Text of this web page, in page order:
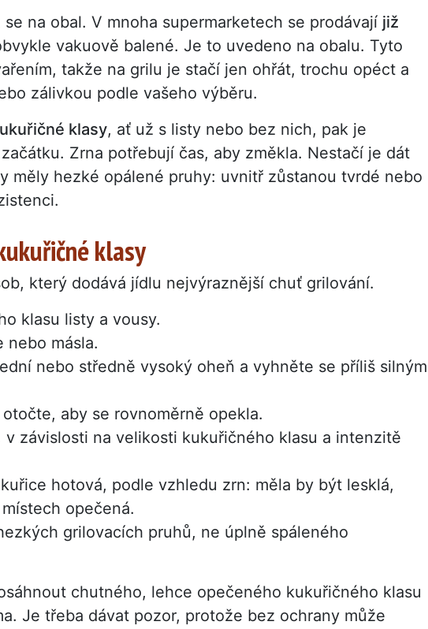
na obal. V mnoha supermarketech se prodávají již
vakuově balené. Je to uvedeno na obalu. Tyto
takže na grilu je stačí jen ohřát, trochu opéct a
zálivkou podle vašeho výběru.
klasy, ať už s listy nebo bez nich, pak je
Zrna potřebují čas, aby změkla. Nestačí je dát
měly hezké opálené pruhy: uvnitř zůstanou tvrdé nebo
klasy
který dodává jídlu nejvýraznější chuť grilování.
klasu listy a vousy.
nebo másla.
nebo středně vysoký oheň a vyhněte se příliš silným
aby se rovnoměrně opekla.
v závislosti na velikosti kukuřičného klasu a intenzitě
hotová, podle vzhledu zrn: měla by být lesklá,
opečená.
grilovacích pruhů, ne úplně spáleného
chutného, lehce opečeného kukuřičného klasu
Je třeba dávat pozor, protože bez ochrany může